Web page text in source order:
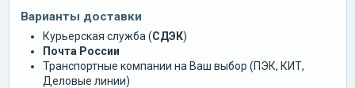
Варианты доставки
Курьерская служба (СДЭК)
Почта России
Транспортные компании на Ваш выбор (ПЭК, КИТ,
Деловые линии)